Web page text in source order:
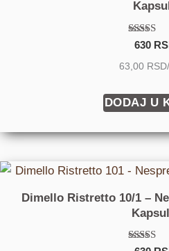
Ocenjeno
sa
3.50
od 5
630
63,00
DODAJ U
Dimello Ristretto 10/1 –